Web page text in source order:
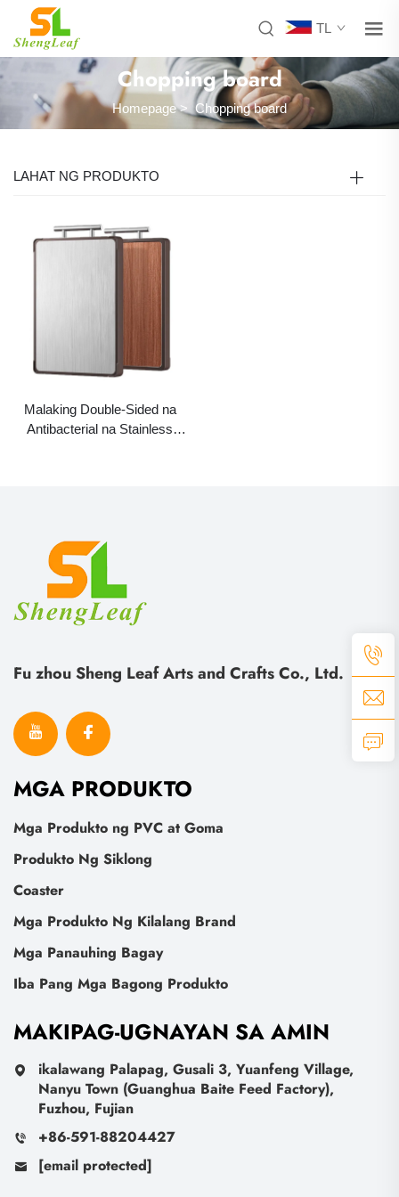
TL
Chopping board
Homepage> Chopping board
LAHAT NG PRODUKTO
Malaking Double-Sided na
Antibacterial na Stainless
Surface
Fu zhou Sheng Leaf Arts and Crafts Co., Ltd.
MGA PRODUKTO
Mga Produkto ng PVC at Goma
Produkto Ng Siklong
Coaster
Mga Produkto Ng Kilalang Brand
Mga Panauhing Bagay
Iba Pang Mga Bagong Produkto
MAKIPAG-UGNAYAN SA AMIN
ikalawang Palapag, Gusali 3, Yuanfeng Village,
Nanyu Town (Guanghua Baite Feed Factory),
Fuzhou, Fujian
+86-591-88204427
[email protected]